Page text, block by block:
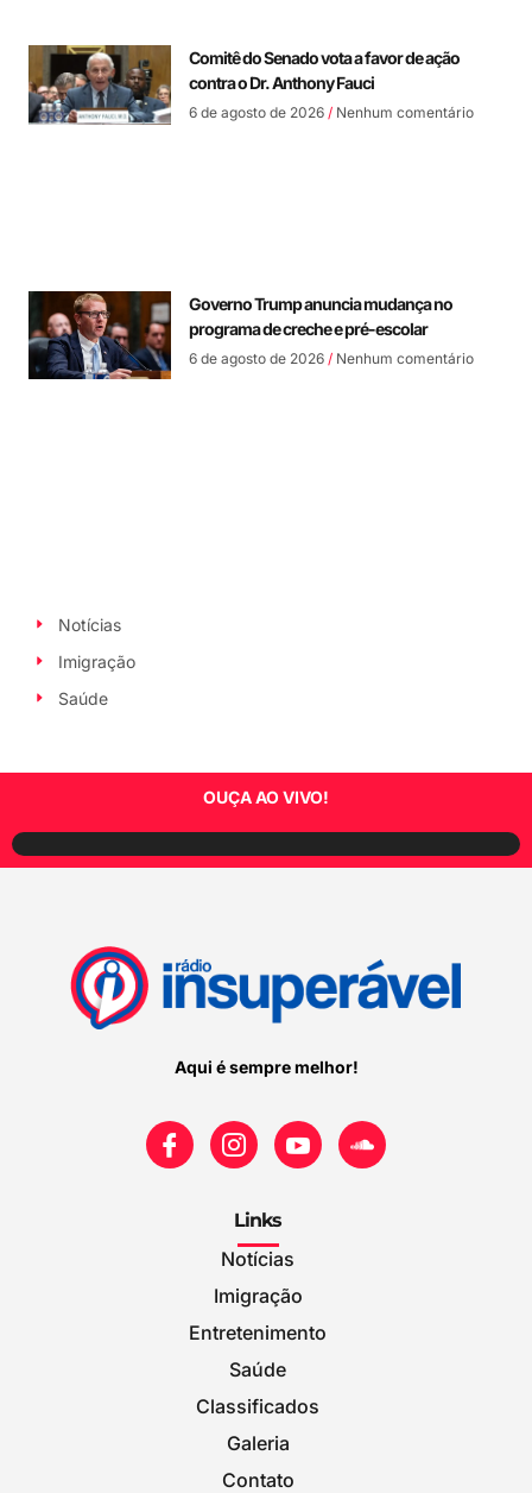
Comitê do Senado vota a favor de ação
contra o Dr. Anthony Fauci
6 de agosto de 2026 Nenhum comentário
Governo Trump anuncia mudança no
programa de creche e pré-escolar
6 de agosto de 2026 Nenhum comentário
Notícias
Imigração
Saúde
OUÇA AO VIVO!
Aqui é sempre melhor!
Links
Notícias
Imigração
Entretenimento
Saúde
Classificados
Galeria
Contato